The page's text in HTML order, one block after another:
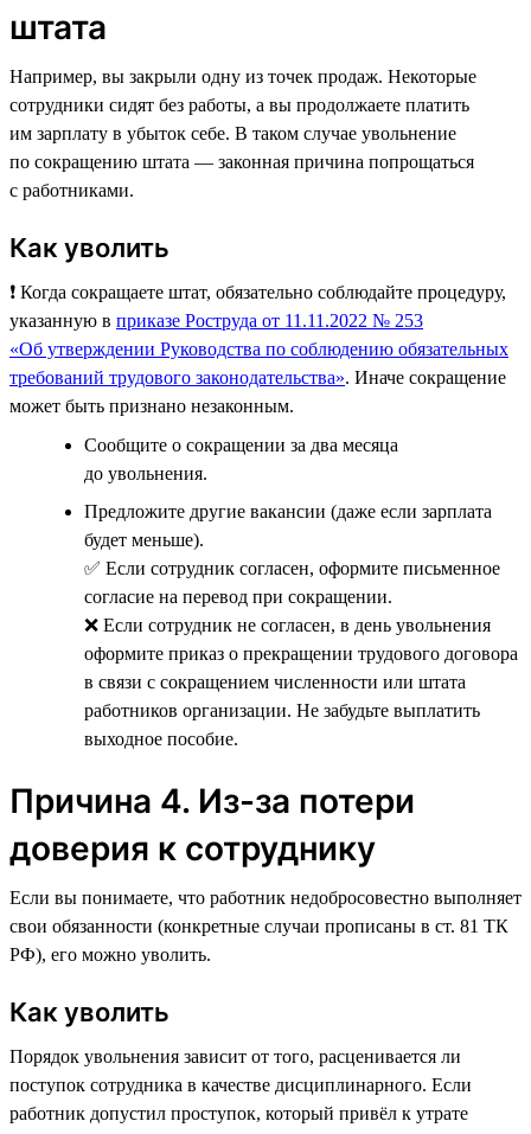
штата
Например, вы закрыли одну из точек продаж. Некоторые
сотрудники сидят без работы, а вы продолжаете платить
им зарплату в убыток себе. В таком случае увольнение
по сокращению штата — законная причина попрощаться
с работниками.
Как уволить
❗️ Когда сокращаете штат, обязательно соблюдайте процедуру,
указанную в приказе Роструда от 11.11.2022 № 253
«Об утверждении Руководства по соблюдению обязательных
требований трудового законодательства». Иначе сокращение
может быть признано незаконным.
Сообщите о сокращении за два месяца
до увольнения.
Предложите другие вакансии (даже если зарплата
будет меньше).
✅ Если сотрудник согласен, оформите письменное
согласие на перевод при сокращении.
❌ Если сотрудник не согласен, в день увольнения
оформите приказ о прекращении трудового договора
в связи с сокращением численности или штата
работников организации. Не забудьте выплатить
выходное пособие.
Причина 4. Из-за потери
доверия к сотруднику
Если вы понимаете, что работник недобросовестно выполняет
свои обязанности (конкретные случаи прописаны в ст. 81 ТК
РФ), его можно уволить.
Как уволить
Порядок увольнения зависит от того, расценивается ли
поступок сотрудника в качестве дисциплинарного. Если
работник допустил проступок, который привёл к утрате